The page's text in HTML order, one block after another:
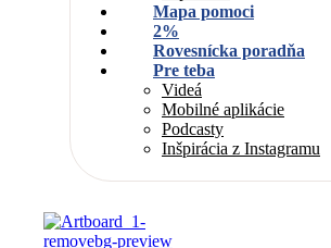
Mapa pomoci
2%
Rovesnícka poradňa
Pre teba
Videá
Mobilné aplikácie
Podcasty
Inšpirácia z Instagramu